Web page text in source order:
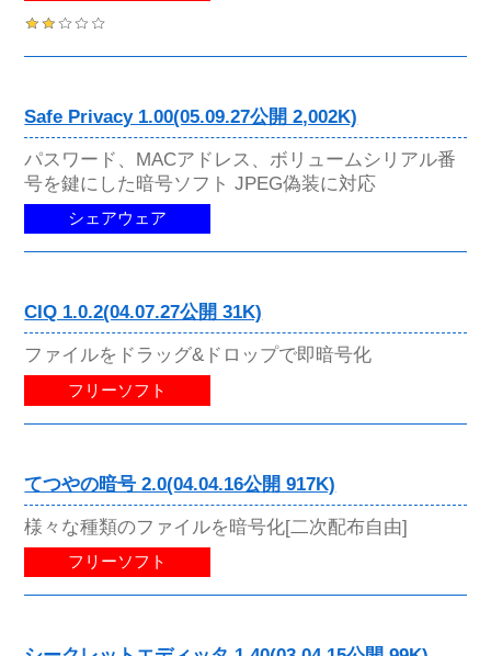
Safe Privacy 1.00(05.09.27公開 2,002K)
パスワード、MACアドレス、ボリュームシリアル番
号を鍵にした暗号ソフト JPEG偽装に対応
シェアウェア
CIQ 1.0.2(04.07.27公開 31K)
ファイルをドラッグ&ドロップで即暗号化
フリーソフト
てつやの暗号 2.0(04.04.16公開 917K)
様々な種類のファイルを暗号化[二次配布自由]
フリーソフト